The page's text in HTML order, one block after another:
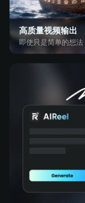
高质量视频输出
即使只是简单的想法